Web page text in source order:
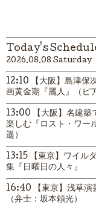
Today's
2026.08.08 Saturday
12:10 【大阪】島津保
画黄金期『麗人』（ピ
13:00 【大阪】名建築
楽しむ『ロスト・ワー
遥）
13:15 【東京】ワイル
集『日曜日の人々』
16:40 【東京】浅草
（弁士：坂本頼光）